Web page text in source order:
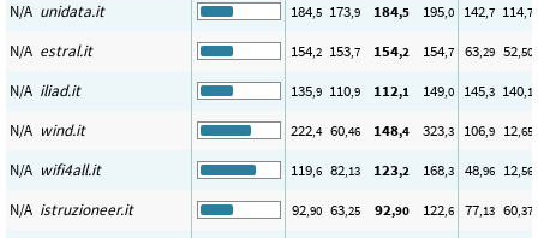
N/A unidata.it 184,5 173,9 184,5 195,0 142,7 114,7
N/A estral.it 154,2 153,7 154,2 154,7 63,29 52,50
N/A iliad.it 135,9 110,9 112,1 149,0 145,3 140,1
N/A wind.it 222,4 60,46 148,4 323,3 106,9 12,65
N/A wifi4all.it 119,6 82,13 123,2 168,3 48,96 12,56
N/A istruzioneer.it 92,90 63,25 92,90 122,6 77,13 60,37